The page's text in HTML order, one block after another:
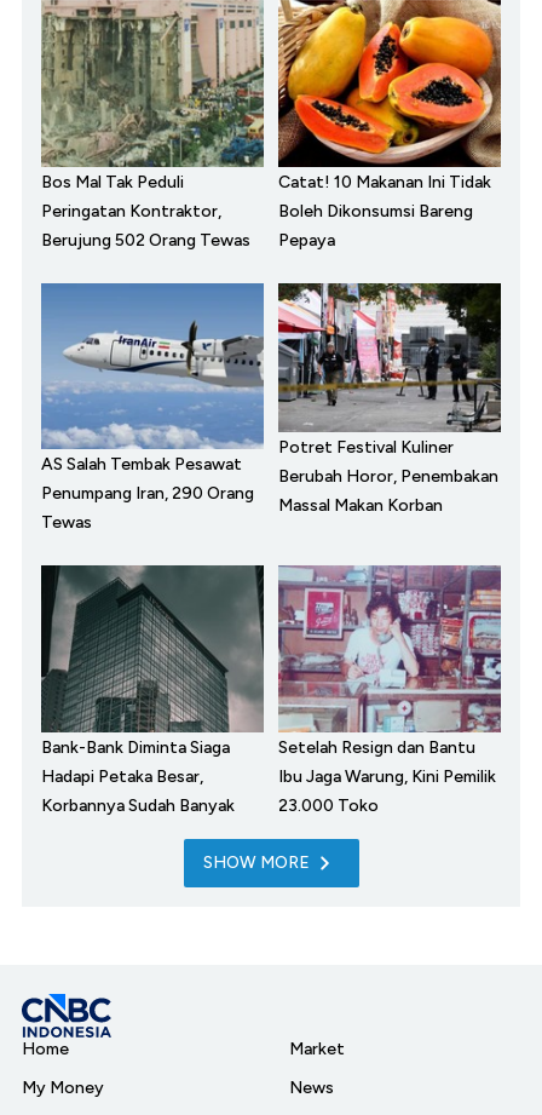
Bos Mal Tak Peduli
Peringatan Kontraktor,
Berujung 502 Orang Tewas
Catat! 10 Makanan Ini Tidak
Boleh Dikonsumsi Bareng
Pepaya
AS Salah Tembak Pesawat
Penumpang Iran, 290 Orang
Tewas
Potret Festival Kuliner
Berubah Horor, Penembakan
Massal Makan Korban
Bank-Bank Diminta Siaga
Hadapi Petaka Besar,
Korbannya Sudah Banyak
Setelah Resign dan Bantu
Ibu Jaga Warung, Kini Pemilik
23.000 Toko
SHOW MORE
Home
My Money
Market
News